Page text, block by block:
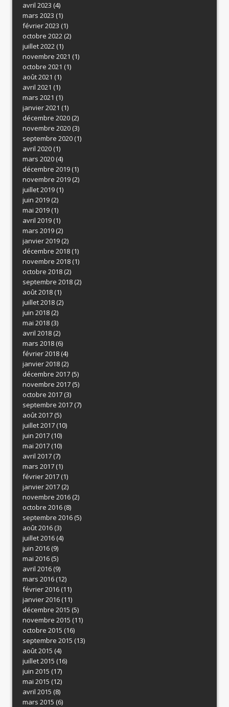
avril 2023 (4)
mars 2023 (1)
février 2023 (1)
octobre 2022(2)
juillet 2022(1)
novembre 2021 (1)
octobre 2021 (1)
août 2021 (1)
avril 2021 (1)
mars 2021 (1)
janvier 2021 (1)
décembre 2020(2)
novembre 2020(3)
septembre 2020(1)
avril 2020(1)
mars 2020(4)
décembre 2019(1)
novembre 2019(2)
juillet 2019(1)
juin 2019(2)
mai 2019(1)
avril 2019(1)
mars 2019(2)
janvier 2019(2)
décembre 2018(1)
novembre 2018(1)
octobre 2018(2)
septembre 2018(2)
août 2018(1)
juillet 2018(2)
juin 2018(2)
mai 2018(3)
avril 2018(2)
mars 2018(6)
février 2018(4)
janvier 2018(2)
décembre 2017(5)
novembre 2017(5)
octobre 2017(3)
septembre 2017(7)
août 2017(5)
juillet 2017(10)
juin 2017(10)
mai 2017(10)
avril 2017(7)
mars 2017(1)
février 2017(1)
janvier 2017(2)
novembre 2016(2)
octobre 2016(8)
septembre 2016(5)
août 2016(3)
juillet 2016(4)
juin 2016(9)
mai 2016(5)
avril 2016(9)
mars 2016(12)
février 2016(11)
janvier 2016(11)
décembre 2015 (5)
novembre 2015 (11)
octobre 2015 (16)
septembre 2015 (13)
août 2015 (4)
juillet 2015 (16)
juin 2015 (17)
mai 2015 (12)
avril 2015 (8)
mars 2015 (6)